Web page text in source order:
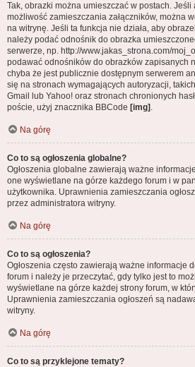
Tak, obrazki można umieszczać w postach. Jeśli
możliwość zamieszczania załączników, można
na witrynę. Jeśli ta funkcja nie działa, aby
należy podać odnośnik do obrazka
serwerze, np. http://www.jakas_strona.com/
podawać odnośników do obrazków zapisanych
chyba że jest publicznie dostępnym serwerem
się na stronach wymagających autoryzacji,
Gmail lub Yahoo! oraz stronach chronionych
poście, użyj znacznika BBCode [img] .
Na górę
Co to są ogłoszenia globalne?
Ogłoszenia globalne zawierają ważne
one wyświetlane na górze każdego forum i w
użytkownika. Uprawnienia zamieszczania
przez administratora witryny.
Na górę
Co to są ogłoszenia?
Ogłoszenia często zawierają ważne informacje
forum i należy je przeczytać, gdy tylko jest to
wyświetlane na górze każdej strony forum, w
Uprawnienia zamieszczania ogłoszeń są
witryny.
Na górę
Co to są przyklejone tematy?